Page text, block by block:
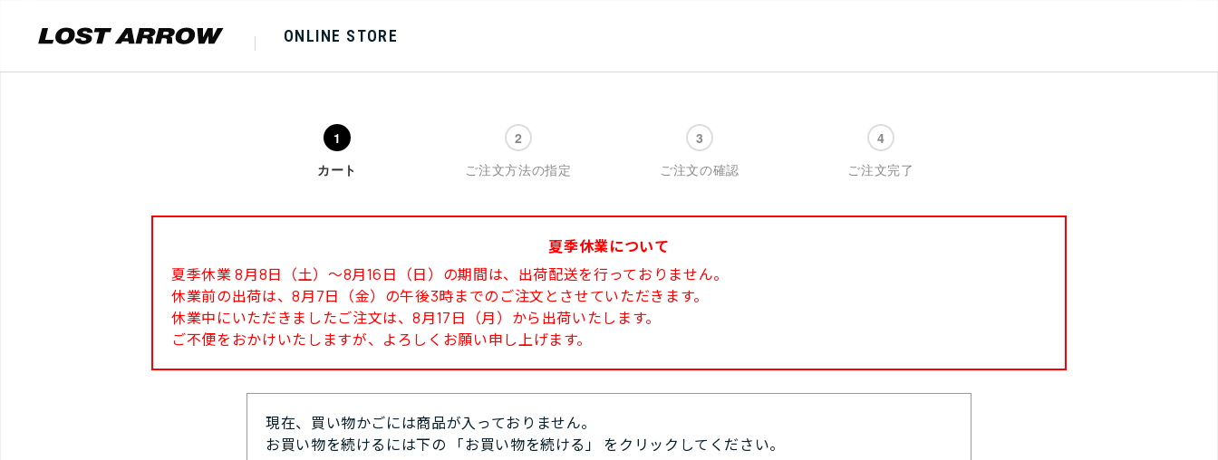
ONLINE STORE
カート ご注文方法の指定 ご注文の確認 ご注文完了
夏季休業について
夏季休業 8月8日（土）～8月16日（日）の期間は、出荷配送を行っておりません。
休業前の出荷は、8月7日（金）の午後3時までのご注文とさせていただきます。
休業中にいただきましたご注文は、8月17日（月）から出荷いたします。
ご不便をおかけいたしますが、よろしくお願い申し上げます。
現在、買い物かごには商品が入っておりません。
お買い物を続けるには下の 「お買い物を続ける」 をクリックしてください。